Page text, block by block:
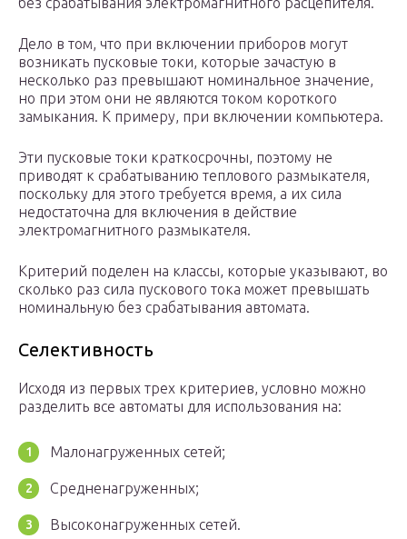
Дело в том, что при включении приборов могут
возникать пусковые токи, которые зачастую в
несколько раз превышают номинальное значение,
но при этом они не являются током короткого
замыкания. К примеру, при включении компьютера.
Эти пусковые токи краткосрочны, поэтому не
приводят к срабатыванию теплового размыкателя,
поскольку для этого требуется время, а их сила
недостаточна для включения в действие
электромагнитного размыкателя.
Критерий поделен на классы, которые указывают, во
сколько раз сила пускового тока может превышать
номинальную без срабатывания автомата.
Селективность
Исходя из первых трех критериев, условно можно
разделить все автоматы для использования на:
Малонагруженных сетей;
Средненагруженных;
Высоконагруженных сетей.